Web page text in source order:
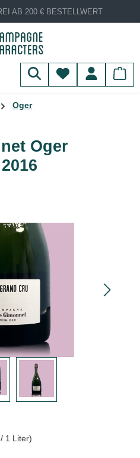
AB 200 € BESTELLWERT
Du hast 0
Oger
Oger
1 Liter)